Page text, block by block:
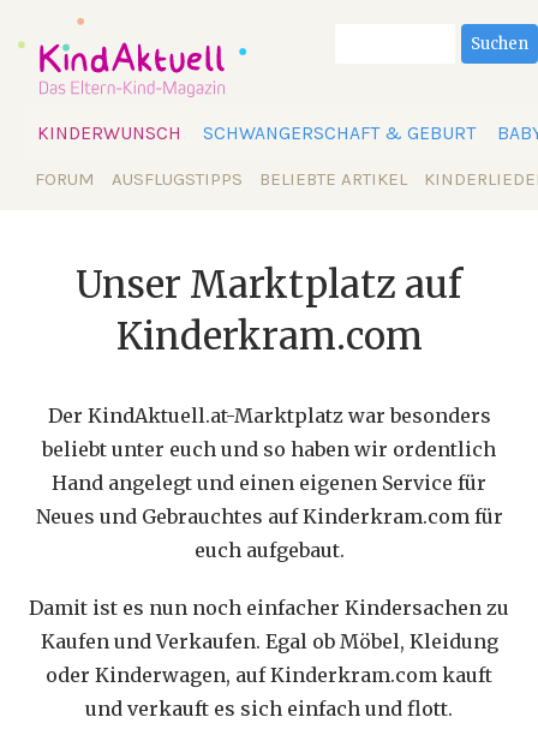
überspringen
KINDERWUNSCH SCHWANGERSCHAFT & GEBURT
Navigation
FORUM AUSFLUGSTIPPS BELIEBTE ARTIKEL
Suchen
Unser Marktplatz auf
Kinderkram.com
Der KindAktuell.at-Marktplatz war besonders
beliebt unter euch und so haben wir ordentlich
Hand angelegt und einen eigenen Service für
Neues und Gebrauchtes auf Kinderkram.com für
euch aufgebaut.
Damit ist es nun noch einfacher Kindersachen zu
Kaufen und Verkaufen. Egal ob Möbel, Kleidung
oder Kinderwagen, auf Kinderkram.com kauft
und verkauft es sich einfach und flott.